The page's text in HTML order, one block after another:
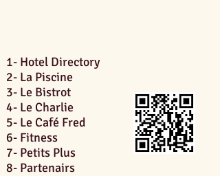
1- Hotel Directory
2- La Piscine
3- Le Bistrot
4- Le Charlie
5- Le Café Fred
6- Fitness
7- Petits Plus
8- Partenairs